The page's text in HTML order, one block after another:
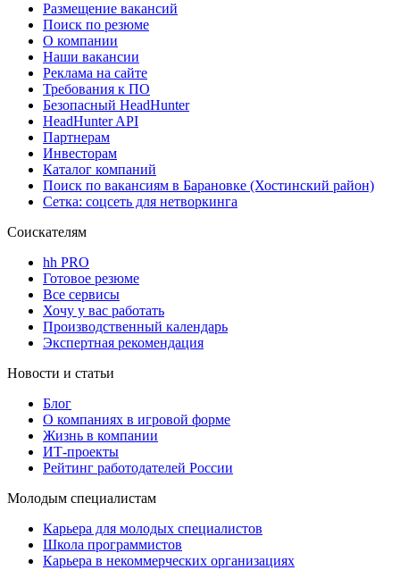
Размещение вакансий
Поиск по резюме
О компании
Наши вакансии
Реклама на сайте
Требования к ПО
Безопасный HeadHunter
HeadHunter API
Партнерам
Инвесторам
Каталог компаний
Поиск по вакансиям в Барановке (Хостинский район)
Сетка: соцсеть для нетворкинга
Соискателям
hh PRO
Готовое резюме
Все сервисы
Хочу у вас работать
Производственный календарь
Экспертная рекомендация
Новости и статьи
Блог
О компаниях в игровой форме
Жизнь в компании
ИТ-проекты
Рейтинг работодателей России
Молодым специалистам
Карьера для молодых специалистов
Школа программистов
Карьера в некоммерческих организациях